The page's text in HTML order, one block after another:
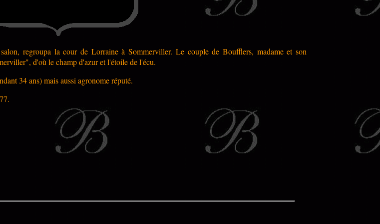
regroupa la cour de Lorraine à Sommerviller. Le couple de Boufflers, madame et son
d'où le champ d'azur et l'étoile de l'écu.
34 ans) mais aussi agronome réputé.